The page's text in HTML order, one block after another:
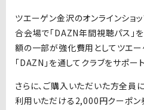
ツエーゲン金沢のオンラインショ
合会場で「DAZN年間視聴パス」
額の一部が強化費用としてツエー
「DAZN」を通してクラブをサポー
さらに、ご購入いただいた方全員
利用いただける2,000円クーポン